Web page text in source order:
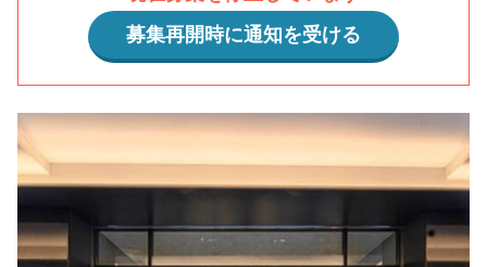
募集再開時に通知を受ける